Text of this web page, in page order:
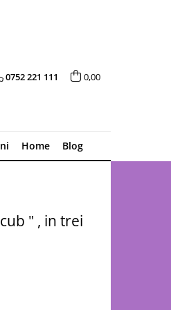
0752 221 111 0,00
Home Blog
" , in trei